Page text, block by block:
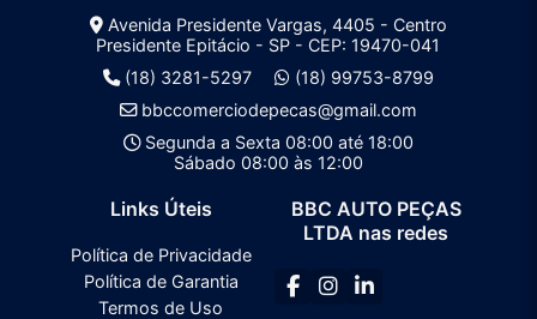
Avenida Presidente Vargas, 4405 - Centro
Presidente Epitácio - SP - CEP: 19470-041
(18) 3281-5297
(18) 99753-8799
bbccomerciodepecas@gmail.com
Segunda a Sexta 08:00 até 18:00
Sábado 08:00 às 12:00
Links Úteis
Política de Privacidade
Política de Garantia
Termos de Uso
BBC AUTO PEÇAS
LTDA nas redes